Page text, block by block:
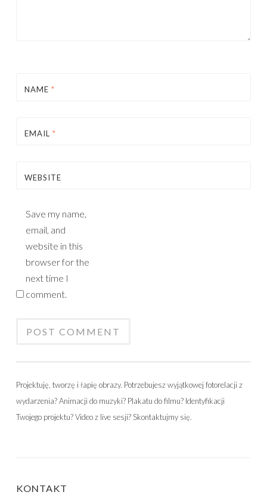
NAME *
EMAIL *
WEBSITE
Save my name,
email, and
website in this
browser for the
next time I
comment.
Projektuję, tworzę i łapię obrazy. Potrzebujesz wyjątkowej fotorelacji z
wydarzenia? Animacji do muzyki? Plakatu do filmu? Identyfikacji
Twojego projektu? Video z live sesji? Skontaktujmy się.
KONTAKT